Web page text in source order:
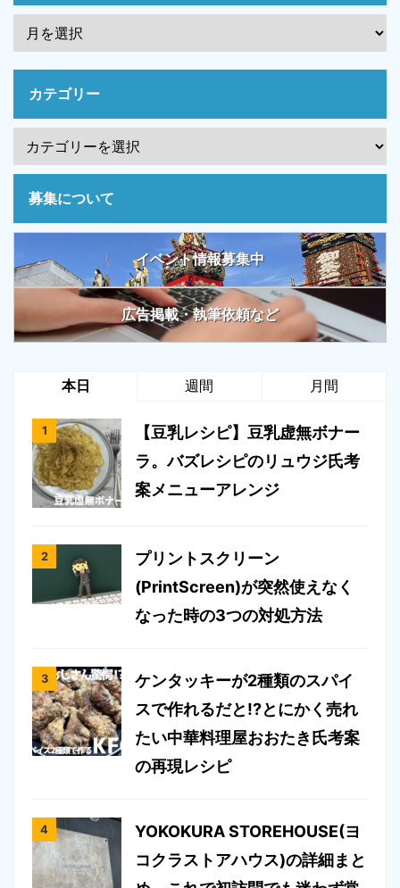
カテゴリー
募集について
イベント情報募集中
広告掲載・執筆依頼など
本日 週間 月間
【豆乳レシピ】豆乳虚無ボナー
ラ。バズレシピのリュウジ氏考
案メニューアレンジ
プリントスクリーン
(PrintScreen)が突然使えなく
なった時の3つの対処方法
ケンタッキーが2種類のスパイ
スで作れるだと!?とにかく売れ
たい中華料理屋おおたき氏考案
の再現レシピ
YOKOKURA STOREHOUSE(ヨ
コクラストアハウス)の詳細まと